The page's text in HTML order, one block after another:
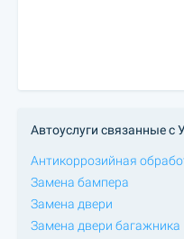
Автоуслуги связанные с
Антикоррозийная
Замена бампера
Замена двери
Замена двери багажника